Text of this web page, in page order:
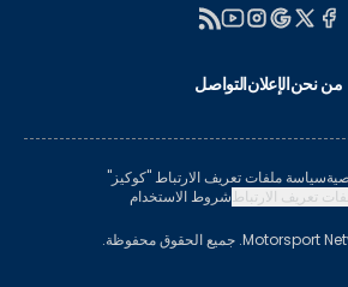
من نحنالإعلانالتواصل
سياسة ملفات تعريف الارتباط "كوكيز"
تعريف الارتباطشروط الاستخدام